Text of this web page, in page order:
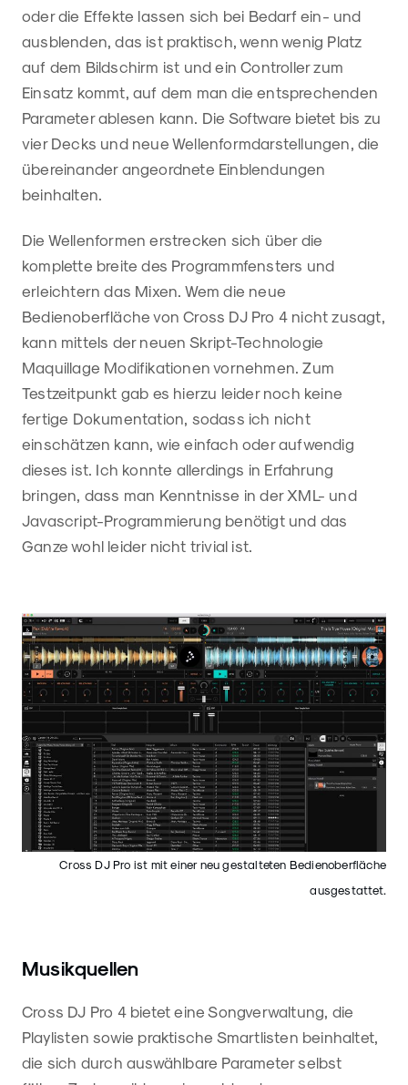
oder die Effekte lassen sich bei Bedarf ein- und
ausblenden, das ist praktisch, wenn wenig Platz
auf dem Bildschirm ist und ein Controller zum
Einsatz kommt, auf dem man die entsprechenden
Parameter ablesen kann. Die Software bietet bis zu
vier Decks und neue Wellenformdarstellungen, die
übereinander angeordnete Einblendungen
beinhalten.
Die Wellenformen erstrecken sich über die
komplette breite des Programmfensters und
erleichtern das Mixen. Wem die neue
Bedienoberfläche von Cross DJ Pro 4 nicht zusagt,
kann mittels der neuen Skript-Technologie
Maquillage Modifikationen vornehmen. Zum
Testzeitpunkt gab es hierzu leider noch keine
fertige Dokumentation, sodass ich nicht
einschätzen kann, wie einfach oder aufwendig
dieses ist. Ich konnte allerdings in Erfahrung
bringen, dass man Kenntnisse in der XML- und
Javascript-Programmierung benötigt und das
Ganze wohl leider nicht trivial ist.
Cross DJ Pro ist mit einer neu gestalteten Bedienoberfläche
ausgestattet.
Musikquellen
Cross DJ Pro 4 bietet eine Songverwaltung, die
Playlisten sowie praktische Smartlisten beinhaltet,
die sich durch auswählbare Parameter selbst